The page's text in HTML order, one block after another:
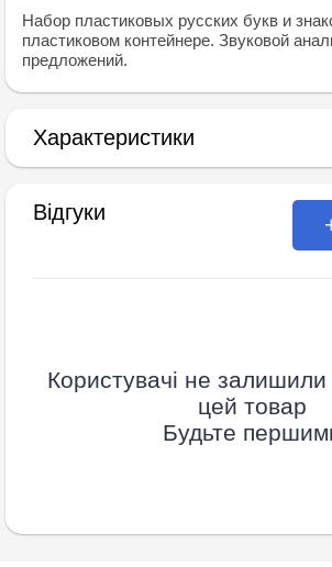
Набор пластиковых русских букв и
пластиковом контейнере. Звуковой
предложений.
Характеристики
Відгуки
Користувачі не залишили
цей товар
Будьте